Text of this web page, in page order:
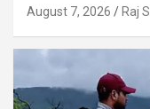
August 7, 2026 Raj